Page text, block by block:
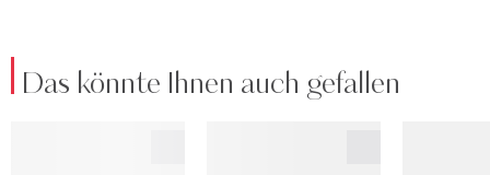
Das könnte Ihnen auch gefallen